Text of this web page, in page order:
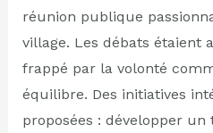
réunion publique
village. Les débats étaient
frappé par la volonté
équilibre. Des initiatives
proposées : développer